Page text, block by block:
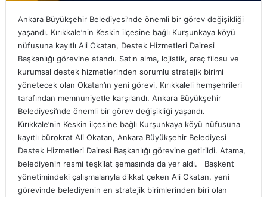
Ankara Büyükşehir Belediyesi’nde önemli bir görev değişikliği
yaşandı. Kırıkkale’nin Keskin ilçesine bağlı Kurşunkaya köyü
nüfusuna kayıtlı Ali Okatan, Destek Hizmetleri Dairesi
Başkanlığı görevine atandı. Satın alma, lojistik, araç filosu ve
kurumsal destek hizmetlerinden sorumlu stratejik birimi
yönetecek olan Okatan’ın yeni görevi, Kırıkkaleli hemşehrileri
tarafından memnuniyetle karşılandı. Ankara Büyükşehir
Belediyesi’nde önemli bir görev değişikliği yaşandı.
Kırıkkale’nin Keskin ilçesine bağlı Kurşunkaya köyü nüfusuna
kayıtlı bürokrat Ali Okatan, Ankara Büyükşehir Belediyesi
Destek Hizmetleri Dairesi Başkanlığı görevine getirildi. Atama,
belediyenin resmi teşkilat şemasında da yer aldı. Başkent
yönetimindeki çalışmalarıyla dikkat çeken Ali Okatan, yeni
görevinde belediyenin en stratejik birimlerinden biri olan